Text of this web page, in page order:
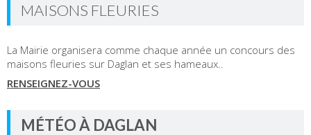
MAISONS FLEURIES
La Mairie organisera comme chaque année un concours des
maisons fleuries sur Daglan et ses hameaux..
RENSEIGNEZ-VOUS
MÉTÉO À DAGLAN